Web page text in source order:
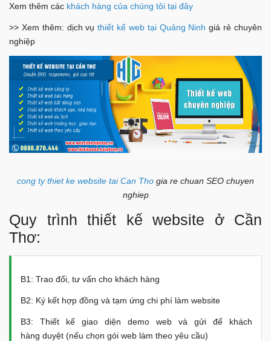
Xem thêm các khách hàng của chúng tôi tại đây
>> Xem thêm: dịch vụthiết kế web tại Quảng Ninh giá rẻ chuyên
nghiệp
cong ty thiet ke website tai Can Tho gia re chuan SEO chuyen
nghiep
Quy trình thiết kế website ở Cần
Thơ:
B1: Trao đổi, tư vấn cho khách hàng
B2: Ký kết hợp đồng và tạm ứng chi phí làm website
B3: Thiết kế giao diện demo web và gửi để khách
hàng duyệt (nếu chọn gói web làm theo yêu cầu)